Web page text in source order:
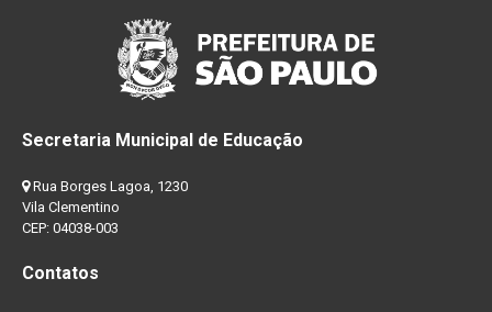
Secretaria Municipal de Educação
Rua Borges Lagoa, 1230
Vila Clementino
CEP: 04038-003
Contatos